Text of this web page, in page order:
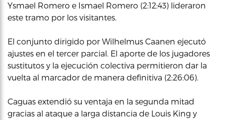
Ysmael Romero e Ismael Romero (2:12:43) lideraron
este tramo por los visitantes.
El conjunto dirigido por Wilhelmus Caanen ejecutó
ajustes en el tercer parcial. El aporte de los jugadores
sustitutos y la ejecución colectiva permitieron dar la
vuelta al marcador de manera definitiva (2:26:06).
Caguas extendió su ventaja en la segunda mitad
gracias al ataque a larga distancia de Louis King y